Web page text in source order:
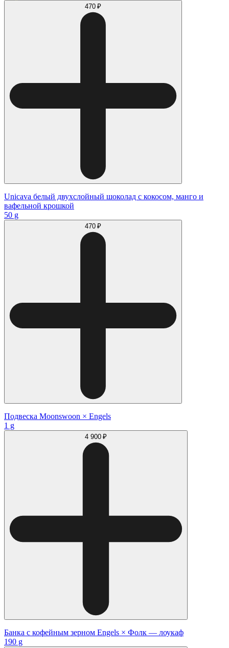
470 ₽
Unicava белый двухслойный шоколад с кокосом, манго и
вафельной крошкой
50 g
470 ₽
Подвеска Moonswoon × Engels
1 g
4 900 ₽
Банка с кофейным зерном Engels × Фолк — лоукаф
190 g